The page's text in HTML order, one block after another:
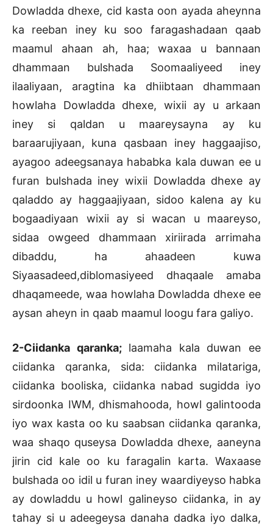
Dowladda dhexe, cid kasta oon ayada aheynna
ka reeban iney ku soo faragashadaan qaab
maamul ahaan ah, haa; waxaa u bannaan
dhammaan bulshada Soomaaliyeed iney
ilaaliyaan, aragtina ka dhiibtaan dhammaan
howlaha Dowladda dhexe, wixii ay u arkaan
iney si qaldan u maareysayna ay ku
baraarujiyaan, kuna qasbaan iney haggaajiso,
ayagoo adeegsanaya hababka kala duwan ee u
furan bulshada iney wixii Dowladda dhexe ay
qaladdo ay haggaajiyaan, sidoo kalena ay ku
bogaadiyaan wixii ay si wacan u maareyso,
sidaa owgeed dhammaan xiriirada arrimaha
dibaddu, ha ahaadeen kuwa
Siyaasadeed,diblomasiyeed dhaqaale amaba
dhaqameede, waa howlaha Dowladda dhexe ee
aysan aheyn in qaab maamul loogu fara galiyo.
2-Ciidanka qaranka;laamaha kala duwan ee
ciidanka qaranka, sida: ciidanka milatariga,
ciidanka booliska, ciidanka nabad sugidda iyo
sirdoonka IWM, dhismahooda, howl galintooda
iyo wax kasta oo ku saabsan ciidanka qaranka,
waa shaqo quseysa Dowladda dhexe, aaneyna
jirin cid kale oo ku faragalin karta. Waxaase
bulshada oo idil u furan iney waardiyeyso habka
ay dowladdu u howl galineyso ciidanka, in ay
tahay si u adeegeysa danaha dadka iyo dalka,